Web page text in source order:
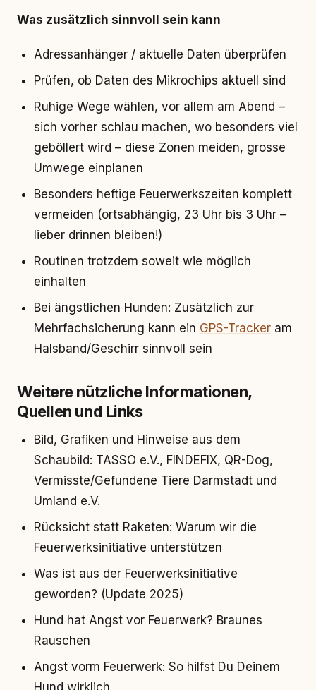
Was zusätzlich sinnvoll sein kann
Adressanhänger / aktuelle Daten überprüfen
Prüfen, ob Daten des Mikrochips aktuell sind
Ruhige Wege wählen, vor allem am Abend –
sich vorher schlau machen, wo besonders viel
geböllert wird – diese Zonen meiden, grosse
Umwege einplanen
Besonders heftige Feuerwerkszeiten komplett
vermeiden (ortsabhängig, 23 Uhr bis 3 Uhr –
lieber drinnen bleiben!)
Routinen trotzdem soweit wie möglich
einhalten
Bei ängstlichen Hunden: Zusätzlich zur
Mehrfachsicherung kann ein GPS-Tracker am
Halsband/Geschirr sinnvoll sein
Weitere nützliche Informationen,
Quellen und Links
Bild, Grafiken und Hinweise aus dem
Schaubild: TASSO e.V., FINDEFIX, QR-Dog,
Vermisste/Gefundene Tiere Darmstadt und
Umland e.V.
Rücksicht statt Raketen: Warum wir die
Feuerwerksinitiative unterstützen
Was ist aus der Feuerwerksinitiative
geworden? (Update 2025)
Hund hat Angst vor Feuerwerk? Braunes
Rauschen
Angst vorm Feuerwerk: So hilfst Du Deinem
Hund wirklich